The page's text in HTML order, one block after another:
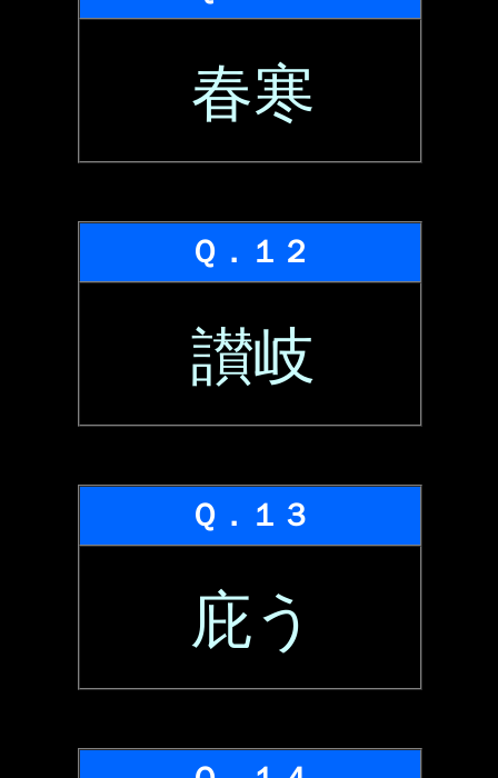
春寒
Ｑ．１２
讃岐
Ｑ．１３
庇う